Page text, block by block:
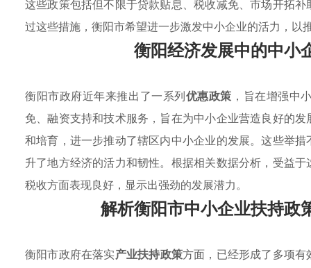
这些政策包括但不限于贷款贴息、税收减免、市场开拓
过这些措施，衡阳市希望进一步激发中小企业的活力，以
衡阳经济发展中的中小
衡阳市政府近年来推出了一系列优惠政策 ，旨在增强中
免、融资支持和技术服务，旨在为中小企业营造良好的发
和培育，进一步推动了辖区内中小企业的发展。这些举
升了地方经济的活力和韧性。根据相关数据分析，受益于
税收方面表现良好，显示出强劲的发展潜力。
解析衡阳市中小企业扶持政
衡阳市政府在落实产业扶持政策方面，已经形成了多项